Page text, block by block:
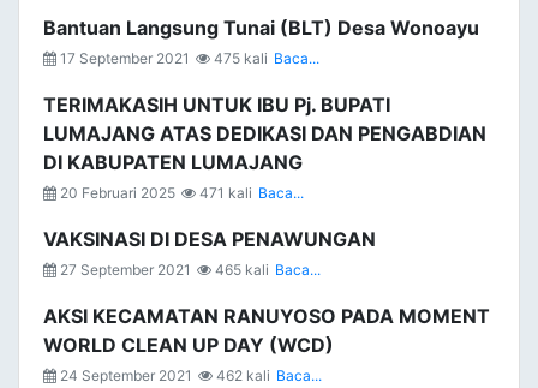
Bantuan Langsung Tunai (BLT) Desa Wonoayu
17 September 2021 475 kali Baca...
TERIMAKASIH UNTUK IBU Pj. BUPATI
LUMAJANG ATAS DEDIKASI DAN PENGABDIAN
DI KABUPATEN LUMAJANG
20 Februari 2025 471 kali Baca...
VAKSINASI DI DESA PENAWUNGAN
27 September 2021 465 kali Baca...
AKSI KECAMATAN RANUYOSO PADA MOMENT
WORLD CLEAN UP DAY (WCD)
24 September 2021 462 kali Baca...